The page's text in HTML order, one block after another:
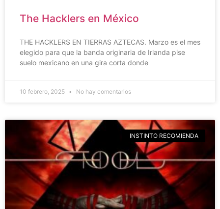
The Hacklers en México
THE HACKLERS EN TIERRAS AZTECAS. Marzo es el mes
elegido para que la banda originaria de Irlanda pise
suelo mexicano en una gira corta donde
10 febrero, 2025 No hay comentarios
INSTINTO RECOMIENDA